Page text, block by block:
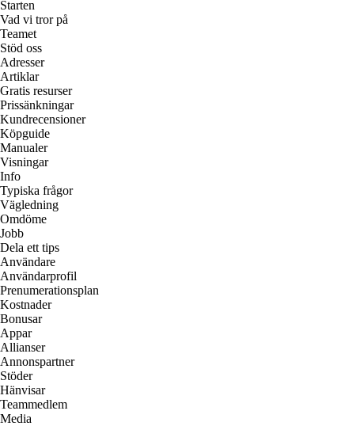
Starten
Vad vi tror på
Teamet
Stöd oss
Adresser
Artiklar
Gratis resurser
Prissänkningar
Kundrecensioner
Köpguide
Manualer
Visningar
Info
Typiska frågor
Vägledning
Omdöme
Jobb
Dela ett tips
Användare
Användarprofil
Prenumerationsplan
Kostnader
Bonusar
Appar
Allianser
Annonspartner
Stöder
Hänvisar
Teammedlem
Media